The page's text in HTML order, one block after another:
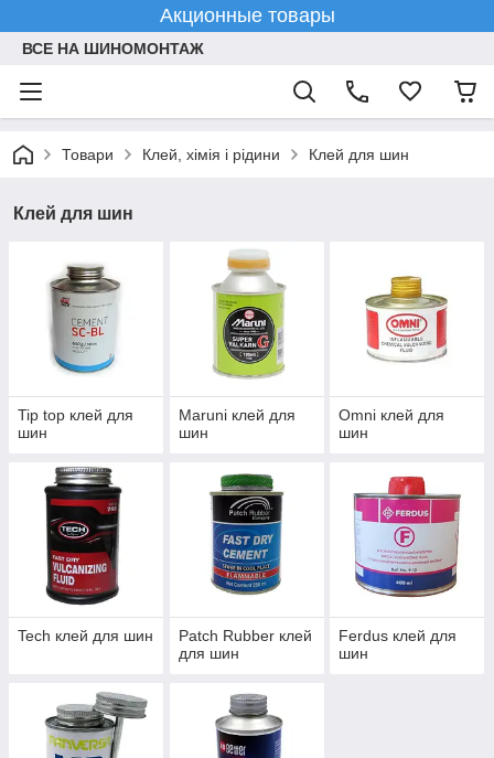
Акционные товары
ВСЕ НА ШИНОМОНТАЖ
Товари Клей, хімія і рідини Клей для шин
Клей для шин
Tip top клей для
шин
Maruni клей для
шин
Omni клей для
шин
Tech клей для шин
Patch Rubber клей
для шин
Ferdus клей для
шин